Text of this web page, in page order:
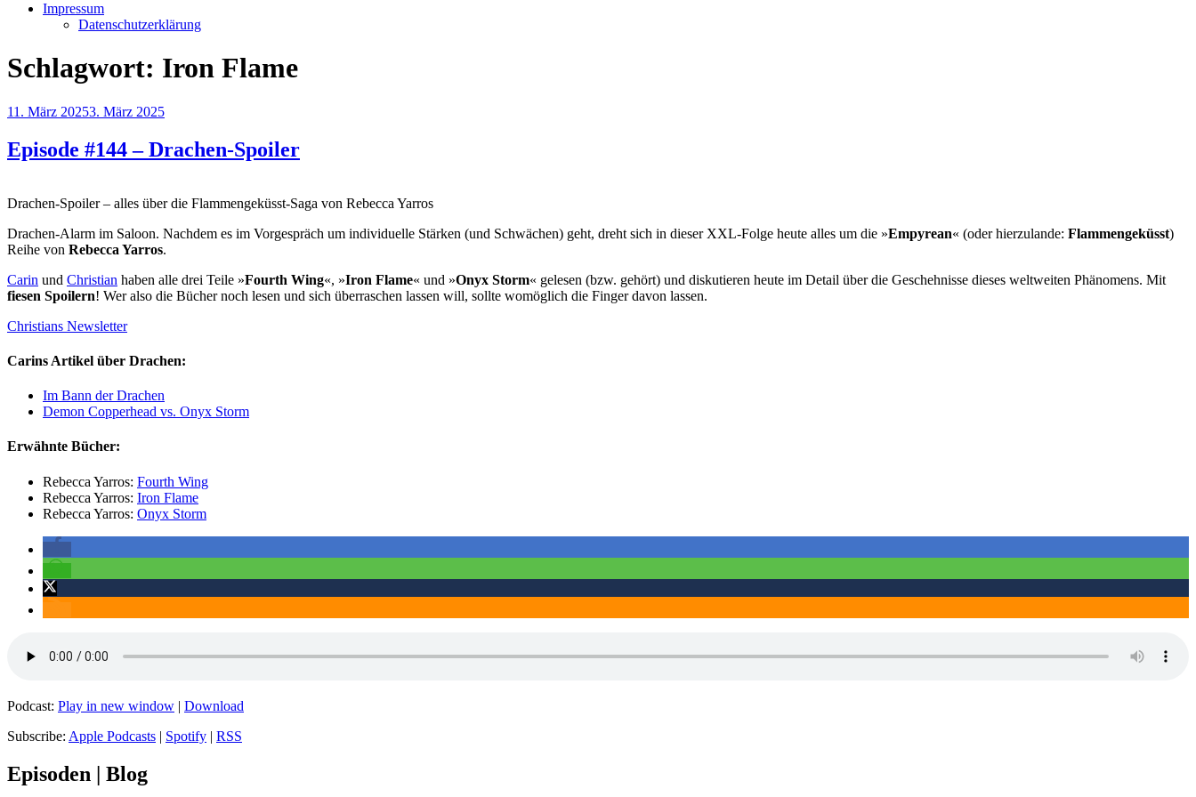
Impressum
Datenschutzerklärung
Schlagwort: Iron Flame
Veröffentlicht
11. März 20253. März 2025
Episode #144 – Drachen-Spoiler
Drachen-Spoiler – alles über die Flammengeküsst-Saga von Rebecca Yarros
Drachen-Alarm im Saloon. Nachdem es im Vorgespräch um individuelle Stärken (und Schwächen) geht, dreht sich in dieser XXL-Folge heute alles um die »Empyrean« (oder hierzulande: Flammengeküsst)
Reihe von Rebecca Yarros.
Carin und Christian haben alle drei Teile »Fourth Wing«, »Iron Flame« und »Onyx Storm« gelesen (bzw. gehört) und diskutieren heute im Detail über die Geschehnisse dieses weltweiten Phänomens. Mit
fiesen Spoilern! Wer also die Bücher noch lesen und sich überraschen lassen will, sollte womöglich die Finger davon lassen.
Christians Newsletter
Carins Artikel über Drachen:
Im Bann der Drachen
Demon Copperhead vs. Onyx Storm
Erwähnte Bücher:
Rebecca Yarros: Fourth Wing
Rebecca Yarros: Iron Flame
Rebecca Yarros: Onyx Storm
Podcast: Play in new window | Download
Subscribe: Apple Podcasts | Spotify | RSS
Episoden | Blog